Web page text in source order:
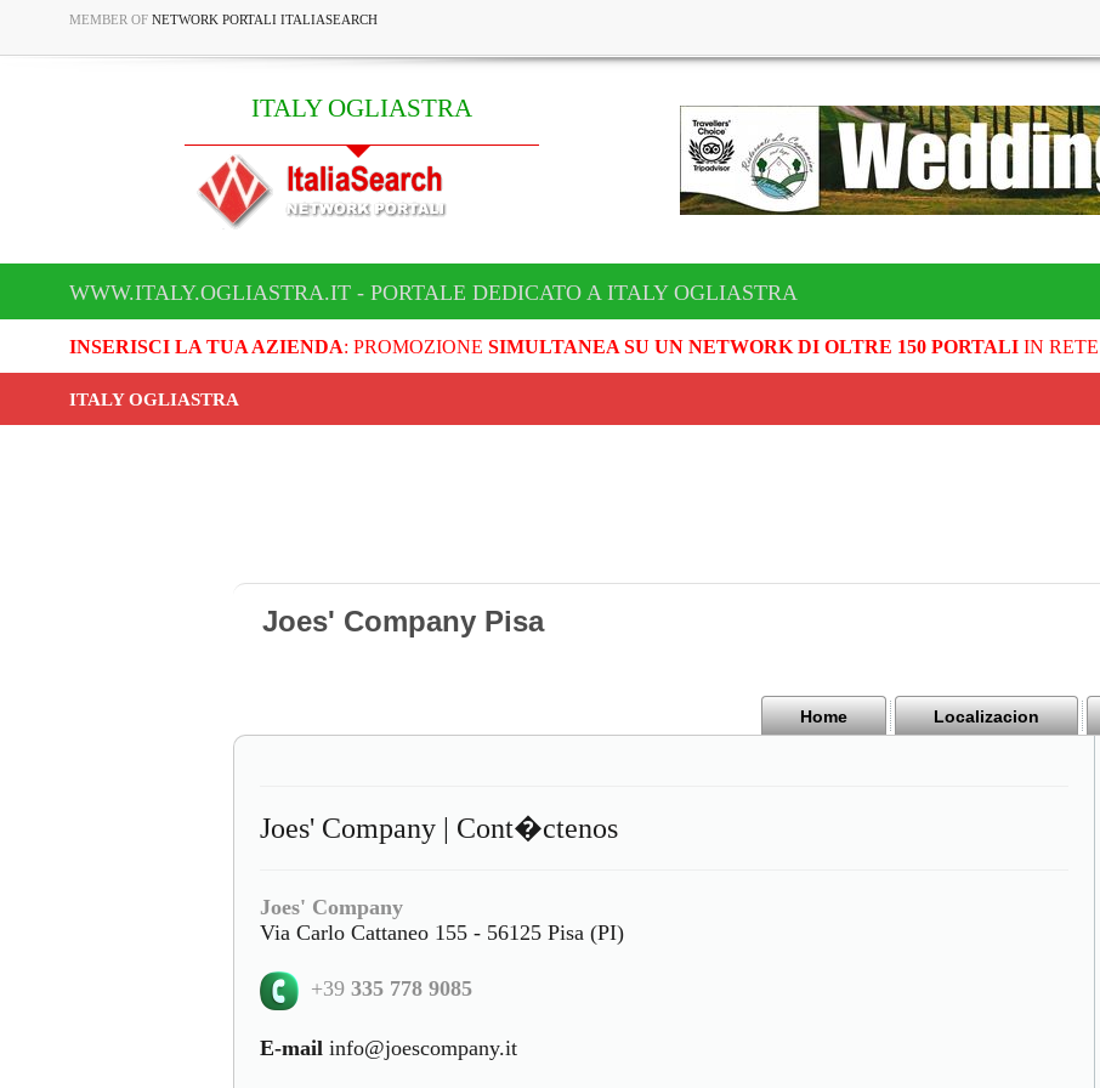
MEMBER OF NETWORK PORTALI ITALIASEARCH
ITALY OGLIASTRA
WWW.ITALY.OGLIASTRA.IT - PORTALE DEDICATO A ITALY OGLIASTRA
INSERISCI LA TUA AZIENDA: PROMOZIONE SIMULTANEA SU UN NETWORK DI OLTRE 150 PORTALIIN RETE
ITALY OGLIASTRA
Joes' Company Pisa
Home Localizacion
Joes' Company | Cont�ctenos
Joes' Company
Via Carlo Cattaneo 155 - 56125 Pisa (PI)
+39 335 778 9085
E-mail info@joescompany.it